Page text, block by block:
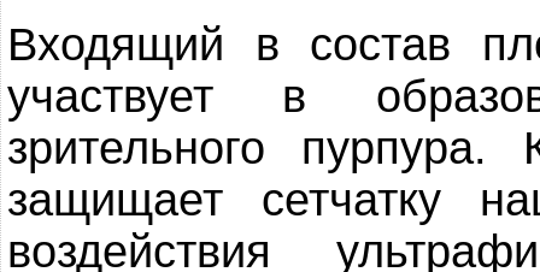
Входящий в состав
участвует в
зрительного
защищает сетчатку
воздействия